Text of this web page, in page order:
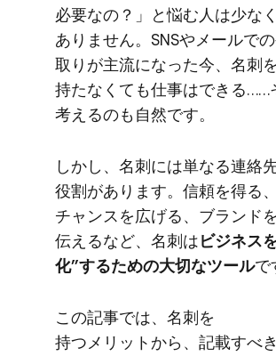
必要なの？」と​悩む人は​少なく​
ありません。​SNSや​メールで
取りが​主流に​なった​今、​名刺を​
持たなくても​仕事は​できる……​
考えるのも​自然です。
しかし、​名刺には​単なる​連絡
役割が​あります。​信頼を​得る
チャンスを​広げる、​ブランドを​
伝えるなど、​名刺はビジネス
化”する​ための​大切な​ツールで
この​記事では、​名刺を​
持つメリットから、​記載すべき